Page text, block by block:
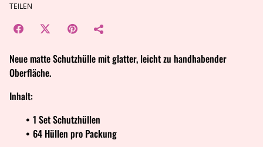
TEILEN
Neue matte Schutzhülle mit glatter, leicht zu handhabender
Oberfläche.
Inhalt:
1 Set Schutzhüllen
64 Hüllen pro Packung